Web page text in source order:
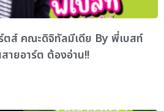
ตส์ คณะดิจิทัลมีเดีย By พี่เบสท์
ายอาร์ต ต้องอ่าน!!